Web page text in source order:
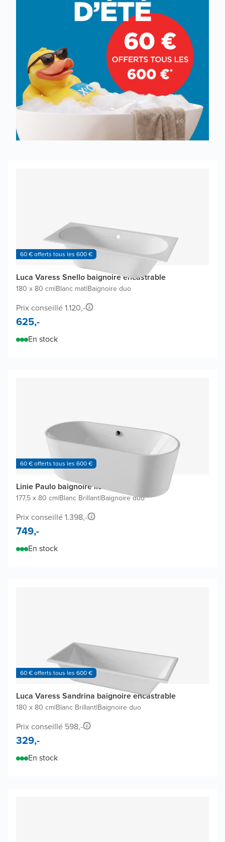
60 € offerts tous les 600 €
Luca Varess Snello baignoire encastrable
180 x 80 cm|Blanc mat|Baignoire duo
Prix conseillé 1.120,-
625,-
En stock
60 € offerts tous les 600 €
Linie Paulo baignoire îlot
177,5 x 80 cm|Blanc Brillant|Baignoire duo
Prix conseillé 1.398,-
749,-
En stock
60 € offerts tous les 600 €
Luca Varess Sandrina baignoire encastrable
180 x 80 cm|Blanc Brillant|Baignoire duo
Prix conseillé 598,-
329,-
En stock